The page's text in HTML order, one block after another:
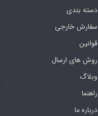
دسته بندی
سفارش خارجی
قوانین
روش های ارسال
وبلاگ
راهنما
درباره ما